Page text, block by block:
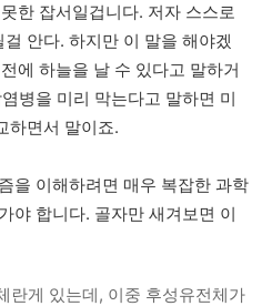
못한 잡서일겁니다. 저자 스스로
걸 안다. 하지만 이 말을 해야겠
에 하늘을 날 수 있다고 말하거
병을 미리 막는다고 말하면 미
하면서 말이죠.
을 이해하려면 매우 복잡한 과학
야 합니다. 골자만 새겨보면 이
란게 있는데, 이중 후성유전체가